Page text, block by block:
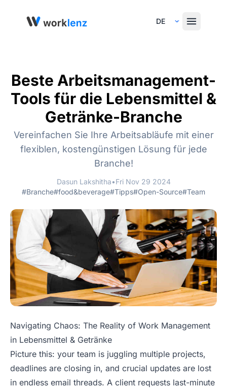
Select Language
Beste Arbeitsmanagement-
Tools für die Lebensmittel &
Getränke-Branche
Vereinfachen Sie Ihre Arbeitsabläufe mit einer
flexiblen, kostengünstigen Lösung für jede
Branche!
Dasun Lakshitha•Fri Nov 29 2024
#Branche#food&beverage#Tipps#Open-Source#Team
Navigating Chaos: The Reality of Work Management
in Lebensmittel & Getränke
Picture this: your team is juggling multiple projects,
deadlines are closing in, and crucial updates are lost
in endless email threads. A client requests last-minute